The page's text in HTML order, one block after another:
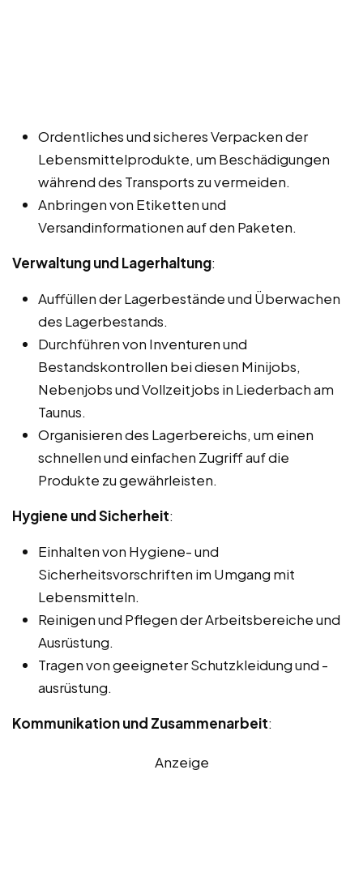
Ordentliches und sicheres Verpacken der
Lebensmittelprodukte, um Beschädigungen
während des Transports zu vermeiden.
Anbringen von Etiketten und
Versandinformationen auf den Paketen.
Verwaltung und Lagerhaltung:
Auffüllen der Lagerbestände und Überwachen
des Lagerbestands.
Durchführen von Inventuren und
Bestandskontrollen bei diesen Minijobs,
Nebenjobs und Vollzeitjobs in Liederbach am
Taunus.
Organisieren des Lagerbereichs, um einen
schnellen und einfachen Zugriff auf die
Produkte zu gewährleisten.
Hygiene und Sicherheit:
Einhalten von Hygiene- und
Sicherheitsvorschriften im Umgang mit
Lebensmitteln.
Reinigen und Pflegen der Arbeitsbereiche und
Ausrüstung.
Tragen von geeigneter Schutzkleidung und -
ausrüstung.
Kommunikation und Zusammenarbeit:
Anzeige